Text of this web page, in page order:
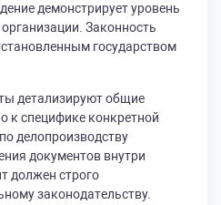
демонстрирует уровень
Законность
государством
детализируют общие
к специфике конкретной
делопроизводству
документов внутри
должен строго
законодательству.